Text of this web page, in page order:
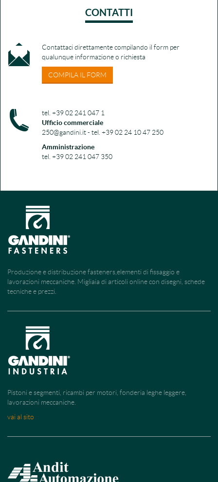
CONTATTI
Contattaci direttamente compilando il form per
qualunque informazione o richiesta
COMPILA IL FORM
tel. +39 02 241 047 1
Ufficio commerciale
250@gandini.it - tel. +39 02 24 10 47 250
Amministrazione
tel. +39 02 241 047 350
Produzione e distribuzione fasteners,elementi di fissaggio e
lavorazioni meccaniche. Migliaia di articoli online con disegni, schede
tecniche e prezzi.
Pistoni e segmenti, ricambi per motori, fonderia leghe leggere,
lavorazioni meccaniche.
vai al sito